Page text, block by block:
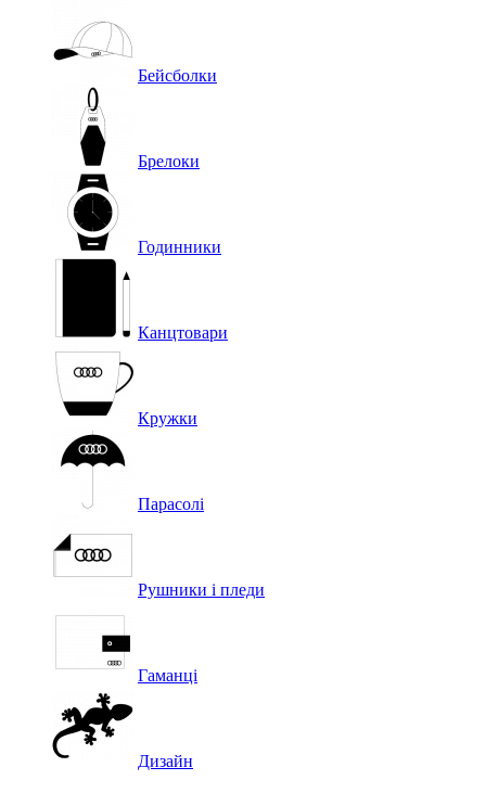
Бейсболки
Брелоки
Годинники
Канцтовари
Кружки
Парасолі
Рушники і пледи
Гаманці
Дизайн